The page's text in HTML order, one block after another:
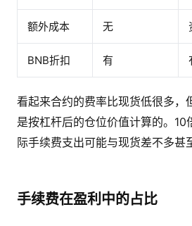
额外成本 无
BNB折扣 有
看起来合约的费率比现货低很多，
是按杠杆后的仓位价值计算的。10
际手续费支出可能与现货差不多甚
手续费在盈利中的占比